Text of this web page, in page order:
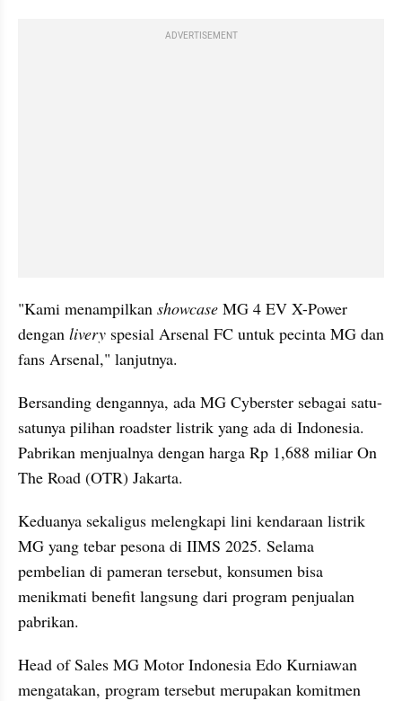
ADVERTISEMENT
"Kami menampilkan showcase MG 4 EV X-Power
dengan livery spesial Arsenal FC untuk pecinta MG dan
fans Arsenal," lanjutnya.
Bersanding dengannya, ada MG Cyberster sebagai satu-
satunya pilihan roadster listrik yang ada di Indonesia.
Pabrikan menjualnya dengan harga Rp 1,688 miliar On
The Road (OTR) Jakarta.
Keduanya sekaligus melengkapi lini kendaraan listrik
MG yang tebar pesona di IIMS 2025. Selama
pembelian di pameran tersebut, konsumen bisa
menikmati benefit langsung dari program penjualan
pabrikan.
Head of Sales MG Motor Indonesia Edo Kurniawan
mengatakan, program tersebut merupakan komitmen